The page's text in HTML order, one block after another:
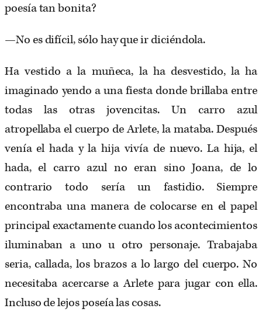
poesía tan bonita?
—No es difícil, sólo hay que ir diciéndola.
Ha vestido a la muñeca, la ha desvestido, la ha
imaginado yendo a una fiesta donde brillaba entre
todas las otras jovencitas. Un carro azul
atropellaba el cuerpo de Arlete, la mataba. Después
venía el hada y la hija vivía de nuevo. La hija, el
hada, el carro azul no eran sino Joana, de lo
contrario todo sería un fastidio. Siempre
encontraba una manera de colocarse en el papel
principal exactamente cuando los acontecimientos
iluminaban a uno u otro personaje. Trabajaba
seria, callada, los brazos a lo largo del cuerpo. No
necesitaba acercarse a Arlete para jugar con ella.
Incluso de lejos poseía las cosas.